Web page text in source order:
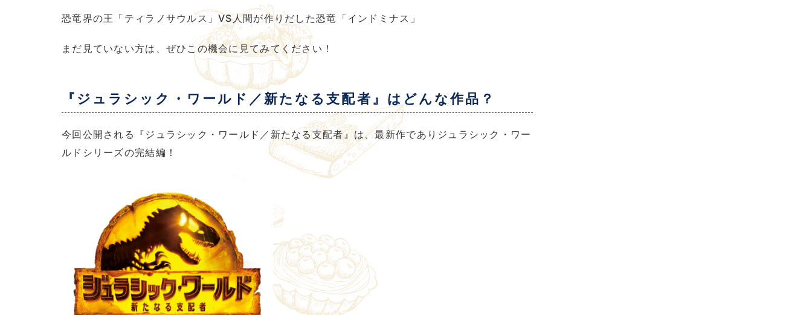
恐竜界の王「ティラノサウルス」VS人間が作りだした恐竜「インドミナス」
まだ見ていない方は、ぜひこの機会に見てみてください！
『ジュラシック・ワールド／新たなる支配者』はどんな作品？
今回公開される『ジュラシック・ワールド／新たなる支配者』は、最新作でありジュラシック・ワー
ルドシリーズの完結編！